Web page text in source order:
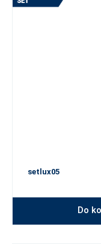
setlux05
Do